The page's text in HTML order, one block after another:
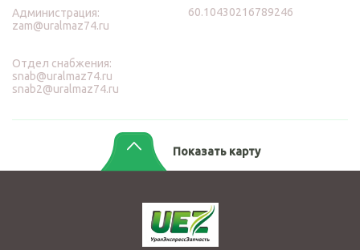
Администрация:
zam@uralmaz74.ru
Отдел снабжения:
snab@uralmaz74.ru
snab2@uralmaz74.ru
60.10430216789246
Показать карту